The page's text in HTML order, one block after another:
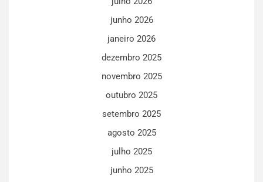
junho 2026
janeiro 2026
dezembro 2025
novembro 2025
outubro 2025
setembro 2025
agosto 2025
julho 2025
junho 2025